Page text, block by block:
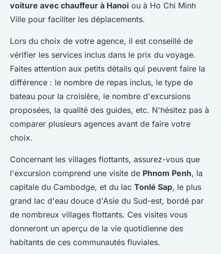
voiture avec chauffeur à Hanoi ou à Ho Chi Minh
Ville pour faciliter les déplacements.
Lors du choix de votre agence, il est conseillé de
vérifier les services inclus dans le prix du voyage.
Faites attention aux petits détails qui peuvent faire la
différence : le nombre de repas inclus, le type de
bateau pour la croisière, le nombre d'excursions
proposées, la qualité des guides, etc. N'hésitez pas à
comparer plusieurs agences avant de faire votre
choix.
Concernant les villages flottants, assurez-vous que
l'excursion comprend une visite de Phnom Penh, la
capitale du Cambodge, et du lac Tonlé Sap, le plus
grand lac d'eau douce d'Asie du Sud-est, bordé par
de nombreux villages flottants. Ces visites vous
donneront un aperçu de la vie quotidienne des
habitants de ces communautés fluviales.